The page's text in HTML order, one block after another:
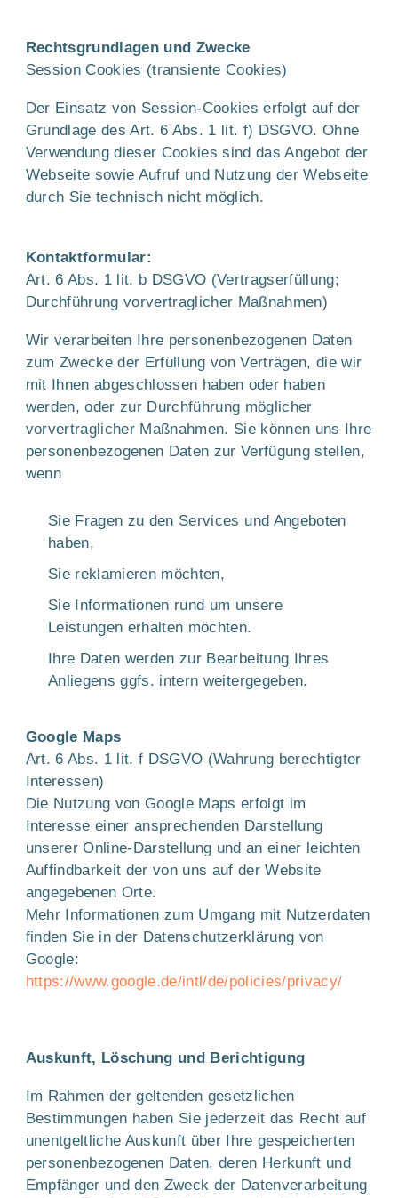
Rechtsgrundlagen und Zwecke
Session Cookies (transiente Cookies)
Der Einsatz von Session-Cookies erfolgt auf der
Grundlage des Art. 6 Abs. 1 lit. f) DSGVO. Ohne
Verwendung dieser Cookies sind das Angebot der
Webseite sowie Aufruf und Nutzung der Webseite
durch Sie technisch nicht möglich.
Kontaktformular:
Art. 6 Abs. 1 lit. b DSGVO (Vertragserfüllung;
Durchführung vorvertraglicher Maßnahmen)
Wir verarbeiten Ihre personenbezogenen Daten
zum Zwecke der Erfüllung von Verträgen, die wir
mit Ihnen abgeschlossen haben oder haben
werden, oder zur Durchführung möglicher
vorvertraglicher Maßnahmen. Sie können uns Ihre
personenbezogenen Daten zur Verfügung stellen,
wenn
Sie Fragen zu den Services und Angeboten
haben,
Sie reklamieren möchten,
Sie Informationen rund um unsere
Leistungen erhalten möchten.
Ihre Daten werden zur Bearbeitung Ihres
Anliegens ggfs. intern weitergegeben.
Google Maps
Art. 6 Abs. 1 lit. f DSGVO (Wahrung berechtigter
Interessen)
Die Nutzung von Google Maps erfolgt im
Interesse einer ansprechenden Darstellung
unserer Online-Darstellung und an einer leichten
Auffindbarkeit der von uns auf der Website
angegebenen Orte.
Mehr Informationen zum Umgang mit Nutzerdaten
finden Sie in der Datenschutzerklärung von
Google:
https://www.google.de/intl/de/policies/privacy/
Auskunft, Löschung und Berichtigung
Im Rahmen der geltenden gesetzlichen
Bestimmungen haben Sie jederzeit das Recht auf
unentgeltliche Auskunft über Ihre gespeicherten
personenbezogenen Daten, deren Herkunft und
Empfänger und den Zweck der Datenverarbeitung